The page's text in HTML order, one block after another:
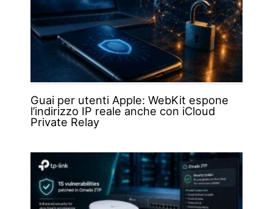
Guai per utenti Apple: WebKit espone
l’indirizzo IP reale anche con iCloud
Private Relay